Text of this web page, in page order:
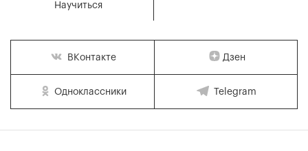
Научиться
ВКонтакте Дзен
Одноклассники Telegram